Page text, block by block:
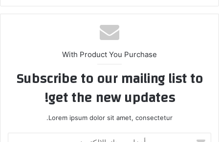
With Product You Purchase
Subscribe to our mailing list to
get the new updates!
Lorem ipsum dolor sit amet, consectetur.